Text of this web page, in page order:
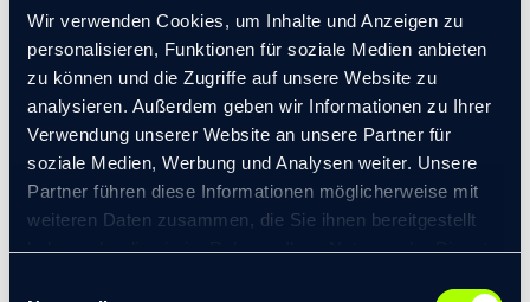
Wir verwenden Cookies, um Inhalte und Anzeigen zu
personalisieren, Funktionen für soziale Medien anbieten
zu können und die Zugriffe auf unsere Website zu
analysieren. Außerdem geben wir Informationen zu Ihrer
Verwendung unserer Website an unsere Partner für
soziale Medien, Werbung und Analysen weiter. Unsere
Partner führen diese Informationen möglicherweise mit
weiteren Daten zusammen, die Sie ihnen bereitgestellt
haben oder die sie im Rahmen Ihrer Nutzung der Dienste
TRANSFORMIS SETZT AUF KIRA REMPEL ALS NEUE HR BUSINESS
PARTNERIN